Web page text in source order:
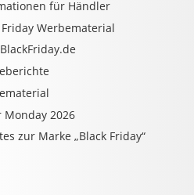
für Händler
Friday Werbematerial
Monday 2026
zur Marke „Black Friday“